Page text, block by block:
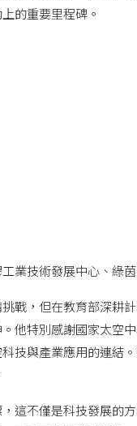
的重要里程碑。
業技術發展中心、綠
戰，但在教育部深耕
他特別感謝國家太空
技與產業應用的連結
這不僅是科技發展的